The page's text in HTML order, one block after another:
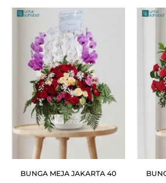
BUNGA MEJA JAKARTA 40